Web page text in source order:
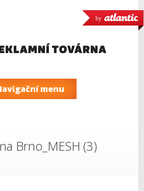
by
menu
Brno_MESH (3)